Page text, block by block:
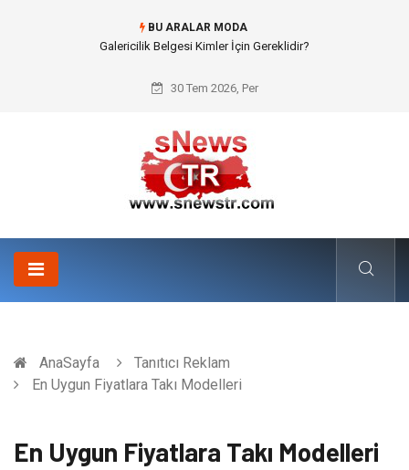
BU ARALAR MODA
Doküman Yönetimi ile Kurumsal Hafızanın Dijitalleşmesi
30 Tem 2026, Per
AnaSayfa
Tanıtıcı Reklam
En Uygun Fiyatlara Takı Modelleri
En Uygun Fiyatlara Takı Modelleri